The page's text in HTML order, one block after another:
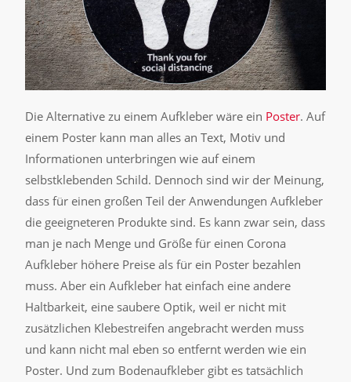
Die Alternative zu einem Aufkleber wäre ein Poster. Auf
einem Poster kann man alles an Text, Motiv und
Informationen unterbringen wie auf einem
selbstklebenden Schild. Dennoch sind wir der Meinung,
dass für einen großen Teil der Anwendungen Aufkleber
die geeigneteren Produkte sind. Es kann zwar sein, dass
man je nach Menge und Größe für einen Corona
Aufkleber höhere Preise als für ein Poster bezahlen
muss. Aber ein Aufkleber hat einfach eine andere
Haltbarkeit, eine saubere Optik, weil er nicht mit
zusätzlichen Klebestreifen angebracht werden muss
und kann nicht mal eben so entfernt werden wie ein
Poster. Und zum Bodenaufkleber gibt es tatsächlich